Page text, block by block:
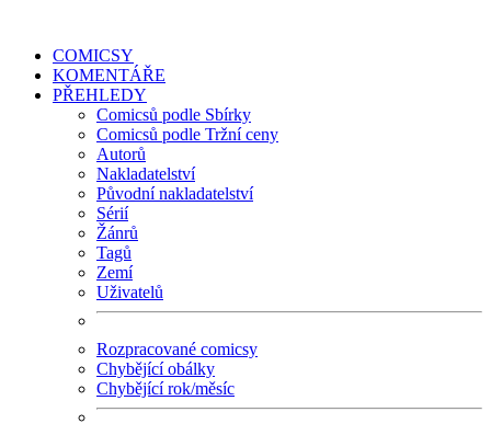
COMICSY
KOMENTÁŘE
PŘEHLEDY
Comicsů podle Sbírky
Comicsů podle Tržní ceny
Autorů
Nakladatelství
Původní nakladatelství
Sérií
Žánrů
Tagů
Zemí
Uživatelů
Rozpracované comicsy
Chybějící obálky
Chybějící rok/měsíc